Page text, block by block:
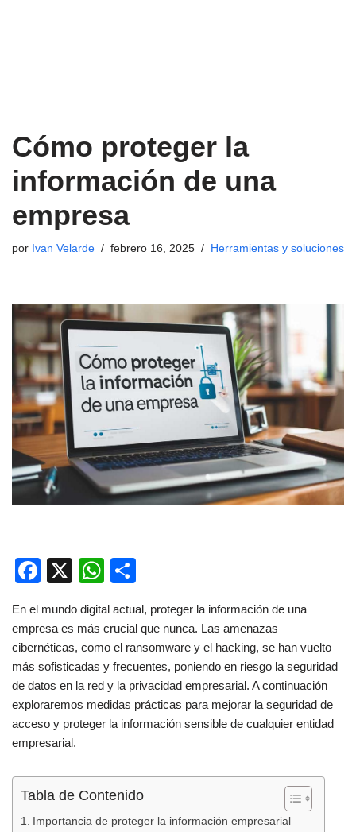
Cómo proteger la
información de una
empresa
por Ivan Velarde febrero 16, 2025 Herramientas y soluciones
F
c
e
b
o
o
k
X
W
at
s
A
p
p
m
p
ar
tir
En el mundo digital actual, proteger la información de una
empresa es más crucial que nunca. Las amenazas
cibernéticas, como el ransomware y el hacking, se han vuelto
más sofisticadas y frecuentes, poniendo en riesgo la seguridad
de datos en la red y la privacidad empresarial. A continuación
exploraremos medidas prácticas para mejorar la seguridad de
acceso y proteger la información sensible de cualquier entidad
empresarial.
Tabla de Contenido
Importancia de proteger la información empresarial